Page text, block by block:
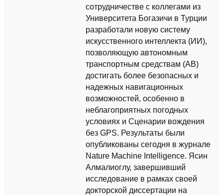
сотрудничестве с коллегами из
Университета Богазичи в Турции
разработали новую систему
искусственного интеллекта (ИИ),
позволяющую автономным
транспортным средствам (АВ)
достигать более безопасных и
надежных навигационных
возможностей, особенно в
неблагоприятных погодных
условиях и Сценарии вождения
без GPS. Результаты были
опубликованы сегодня в журнале
Nature Machine Intelligence. Ясин
Алмалиоглу, завершивший
исследование в рамках своей
докторской диссертации на